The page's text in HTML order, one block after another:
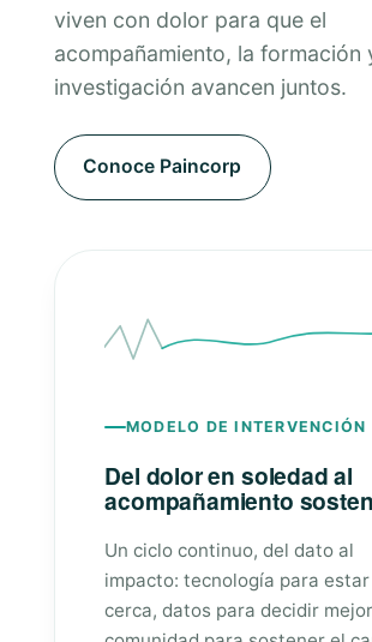
viven con dolor para que el
acompañamiento, la formación
investigación avancen juntos.
Conoce Paincorp
MODELO DE INTERVENCIÓN
Del dolor en soledad al
acompañamiento
Un ciclo continuo, del dato al
impacto: tecnología para estar
cerca, datos para decidir